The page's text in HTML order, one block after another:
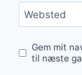
Websted
Gem mit
til næste